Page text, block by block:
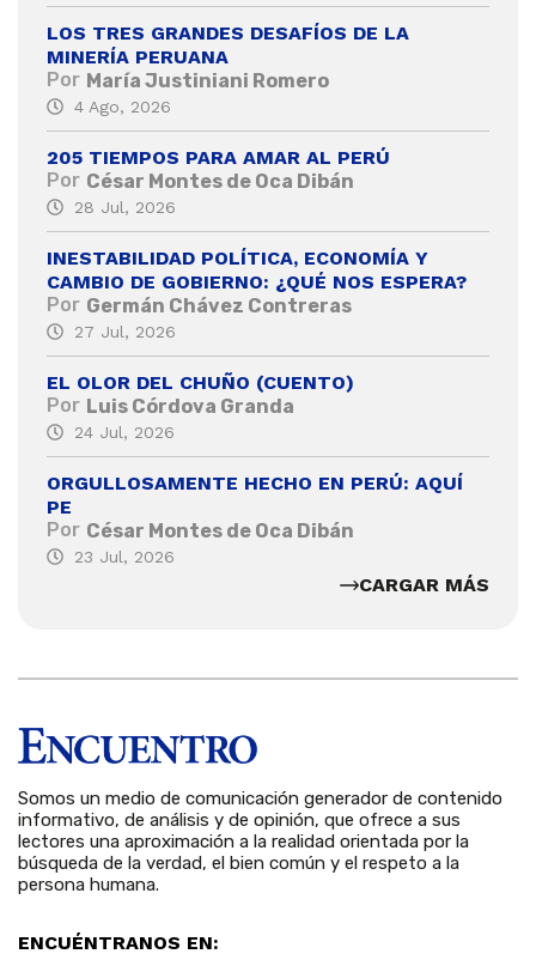
LOS TRES GRANDES DESAFÍOS DE LA
MINERÍA PERUANA
Por María Justiniani Romero
4 Ago, 2026
205 TIEMPOS PARA AMAR AL PERÚ
Por César Montes de Oca Dibán
28 Jul, 2026
INESTABILIDAD POLÍTICA, ECONOMÍA Y
CAMBIO DE GOBIERNO: ¿QUÉ NOS ESPERA?
Por Germán Chávez Contreras
27 Jul, 2026
EL OLOR DEL CHUÑO (CUENTO)
Por Luis Córdova Granda
24 Jul, 2026
ORGULLOSAMENTE HECHO EN PERÚ: AQUÍ
PE
Por César Montes de Oca Dibán
23 Jul, 2026
CARGAR MÁS
Somos un medio de comunicación generador de contenido
informativo, de análisis y de opinión, que ofrece a sus
lectores una aproximación a la realidad orientada por la
búsqueda de la verdad, el bien común y el respeto a la
persona humana.
ENCUÉNTRANOS EN: